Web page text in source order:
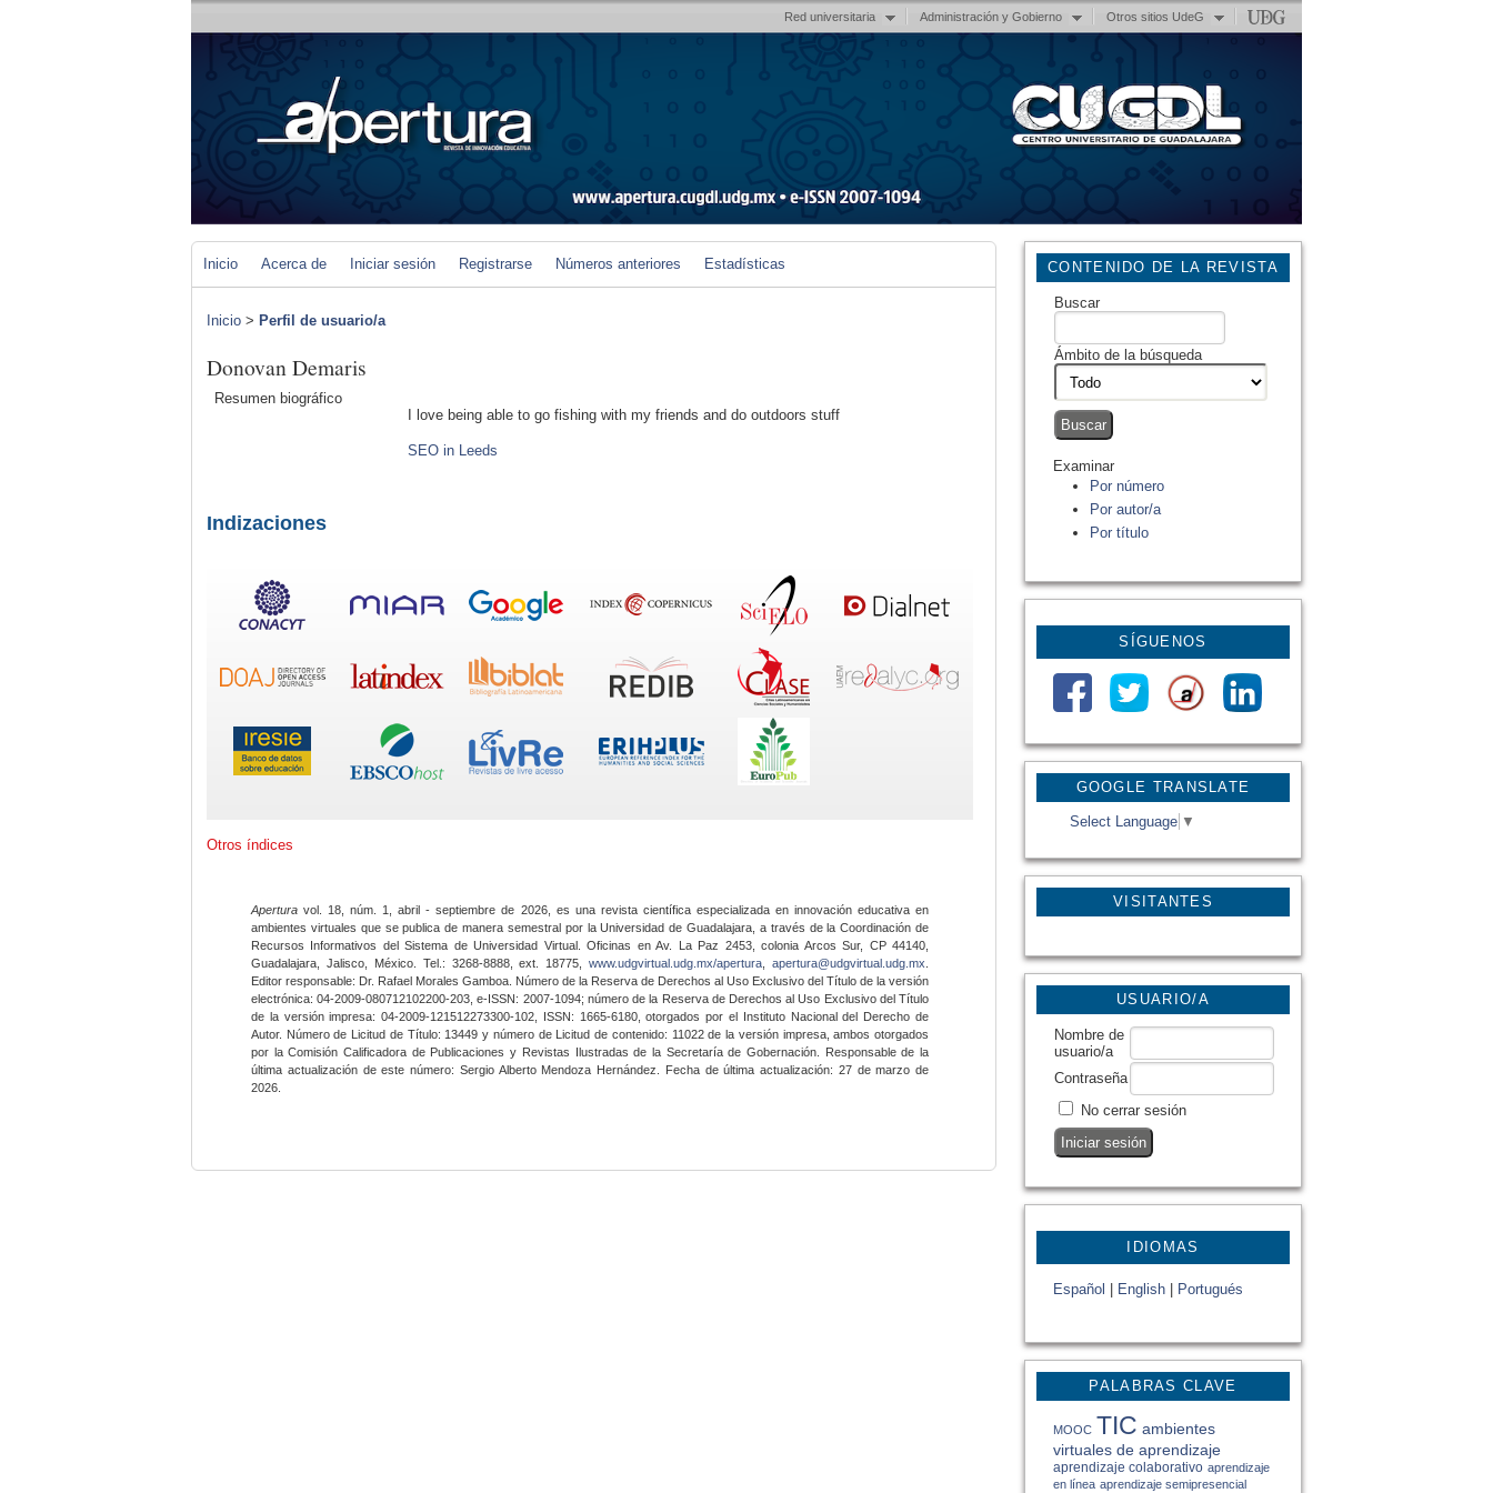
Red universitaria Administración y Gobierno Otros sitios UdeG
GOOGLE TRANSLATE
Select Language ▼
VISITANTES
CONTENIDO DE LA REVISTA
Buscar
Ámbito de la búsqueda
Examinar
Por número
Por autor/a
Por título
SÍGUENOS
USUARIO/A
Nombre de
usuario/a
Contraseña
No cerrar sesión
IDIOMAS
Español English Portugués
PALABRAS CLAVE
MOOC TIC ambientes
virtuales de aprendizaje
aprendizaje colaborativo aprendizaje
en línea aprendizaje semipresencial
Inicio Acerca de Iniciar sesión Registrarse Números anteriores Estadísticas
Inicio > Perfil de usuario/a
Donovan Demaris
Resumen biográfico
I love being able to go fishing with my friends and do outdoors stuff
SEO in Leeds
Indizaciones
Otros índices
Apertura vol. 18, núm. 1, abril - septiembre de 2026, es una revista científica especializada en innovación educativa en
ambientes virtuales que se publica de manera semestral por la Universidad de Guadalajara, a través de la Coordinación de
Recursos Informativos del Sistema de Universidad Virtual. Oficinas en Av. La Paz 2453, colonia Arcos Sur, CP 44140,
Guadalajara, Jalisco, México. Tel.: 3268-8888, ext. 18775,www.udgvirtual.udg.mx/apertura apertura@udgvirtual.udg.mx
Editor responsable: Dr. Rafael Morales Gamboa. Número de la Reserva de Derechos al Uso Exclusivo del Título de la versión
electrónica: 04-2009-080712102200-203, e-ISSN: 2007-1094; número de la Reserva de Derechos al Uso Exclusivo del Título
de la versión impresa: 04-2009-121512273300-102, ISSN: 1665-6180, otorgados por el Instituto Nacional del Derecho de
Autor. Número de Licitud de Título: 13449 y número de Licitud de contenido: 11022 de la versión impresa, ambos otorgados
por la Comisión Calificadora de Publicaciones y Revistas Ilustradas de la Secretaría de Gobernación. Responsable de la
última actualización de este número: Sergio Alberto Mendoza Hernández. Fecha de última actualización: 27 de marzo de
2026.